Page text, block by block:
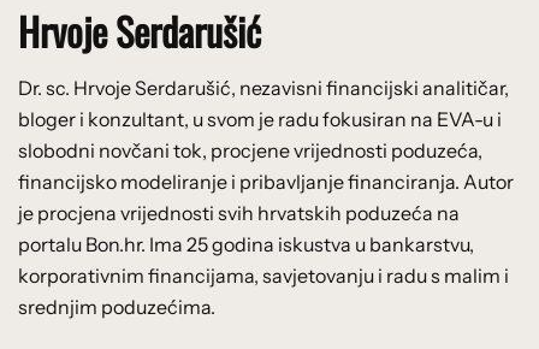
Hrvoje Serdarušić
Dr. sc. Hrvoje Serdarušić, nezavisni financijski analitičar,
bloger i konzultant, u svom je radu fokusiran na EVA-u i
slobodni novčani tok, procjene vrijednosti poduzeća,
financijsko modeliranje i pribavljanje financiranja. Autor
je procjena vrijednosti svih hrvatskih poduzeća na
portalu Bon.hr. Ima 25 godina iskustva u bankarstvu,
korporativnim financijama, savjetovanju i radu s malim i
srednjim poduzećima.